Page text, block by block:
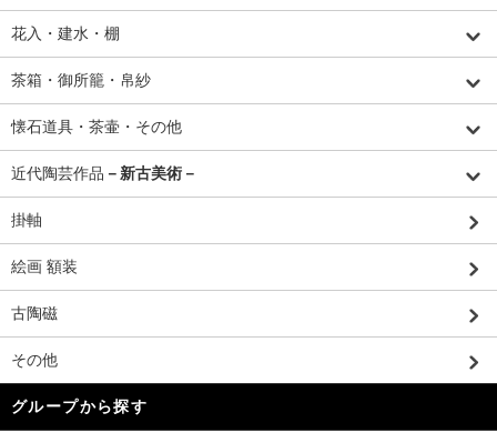
花入・建水・棚
茶箱・御所籠・帛紗
懐石道具・茶壷・その他
近代陶芸作品 －新古美術－
掛軸
絵画 額装
古陶磁
その他
グループから探す